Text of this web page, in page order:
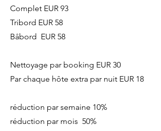
Complet EUR 93
Tribord EUR 58
Bâbord EUR 58
Nettoyage par booking EUR 30
Par chaque hôte extra par nuit EUR 18
réduction par semaine 10%
réduction par mois 50%